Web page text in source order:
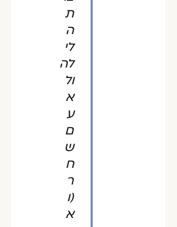
ת
ה
לי
לה
ול
א
ע
ם
ש
ח
ר
(ו
א